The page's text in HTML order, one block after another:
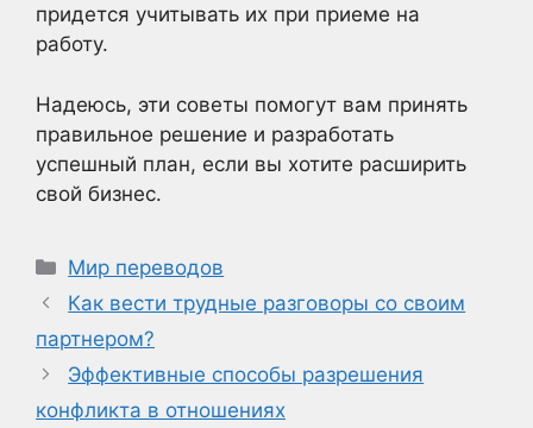
придется учитывать их при приеме на
работу.
Надеюсь, эти советы помогут вам принять
правильное решение и разработать
успешный план, если вы хотите расширить
свой бизнес.
Рубрики
Мир переводов
Как вести трудные разговоры со своим
партнером?
Эффективные способы разрешения
конфликта в отношениях